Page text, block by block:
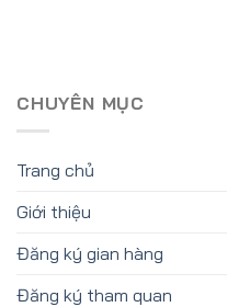
CHUYÊN MỤC
Trang chủ
Giới thiệu
Đăng ký gian hàng
Đăng ký tham quan